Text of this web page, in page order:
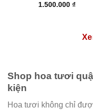
1.500.000 ₫
Shop hoa tươi
kiện
Hoa tươi không chỉ